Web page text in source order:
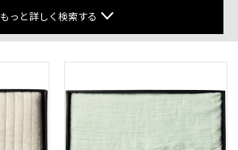
もっと詳しく検索する